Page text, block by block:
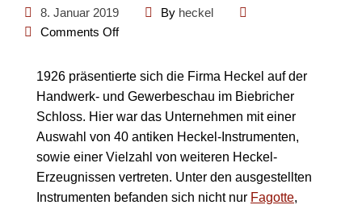
8. Januar 2019 By heckel
Comments Off
1926 präsentierte sich die Firma Heckel auf der
Handwerk- und Gewerbeschau im Biebricher
Schloss. Hier war das Unternehmen mit einer
Auswahl von 40 antiken Heckel-Instrumenten,
sowie einer Vielzahl von weiteren Heckel-
Erzeugnissen vertreten. Unter den ausgestellten
Instrumenten befanden sich nicht nur Fagotte,